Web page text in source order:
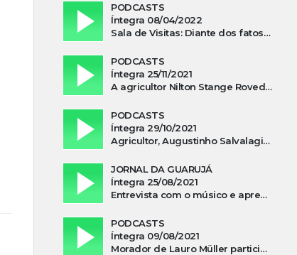
PODCASTS
Íntegra 08/04/2022
Sala de Visitas: Diante dos fatos que influenciam a economia o que podemos esperar de 2022
PODCASTS
Íntegra 25/11/2021
A agricultor Nilton Stange Roveda, afirma ter recebido ajuda espiritual durante acidente
PODCASTS
Íntegra 29/10/2021
Agricultor, Augustinho Salvalagio, relata sobre aparição do Cavaleiro Negro no Rio das Furnas
JORNAL DA GUARUJÁ
Íntegra 25/08/2021
Entrevista com o músico e apresentador, Lismael Ferrareis, no Cidade e Campo
PODCASTS
Íntegra 09/08/2021
Morador de Lauro Müller participa de motociata em apoio a Bolsonaro